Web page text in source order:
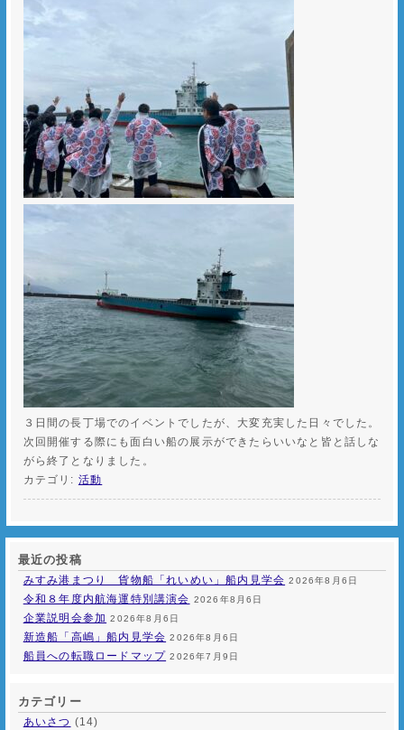
３日間の長丁場でのイベントでしたが、大変充実した日々でした。
次回開催する際にも面白い船の展示ができたらいいなと皆と話しな
がら終了となりました。
カテゴリ: 活動
最近の投稿
みすみ港まつり 貨物船「れいめい」船内見学会 2026年8月6日
令和８年度内航海運特別講演会 2026年8月6日
企業説明会参加 2026年8月6日
新造船「高嶋」船内見学会 2026年8月6日
船員への転職ロードマップ 2026年7月9日
カテゴリー
あいさつ (14)